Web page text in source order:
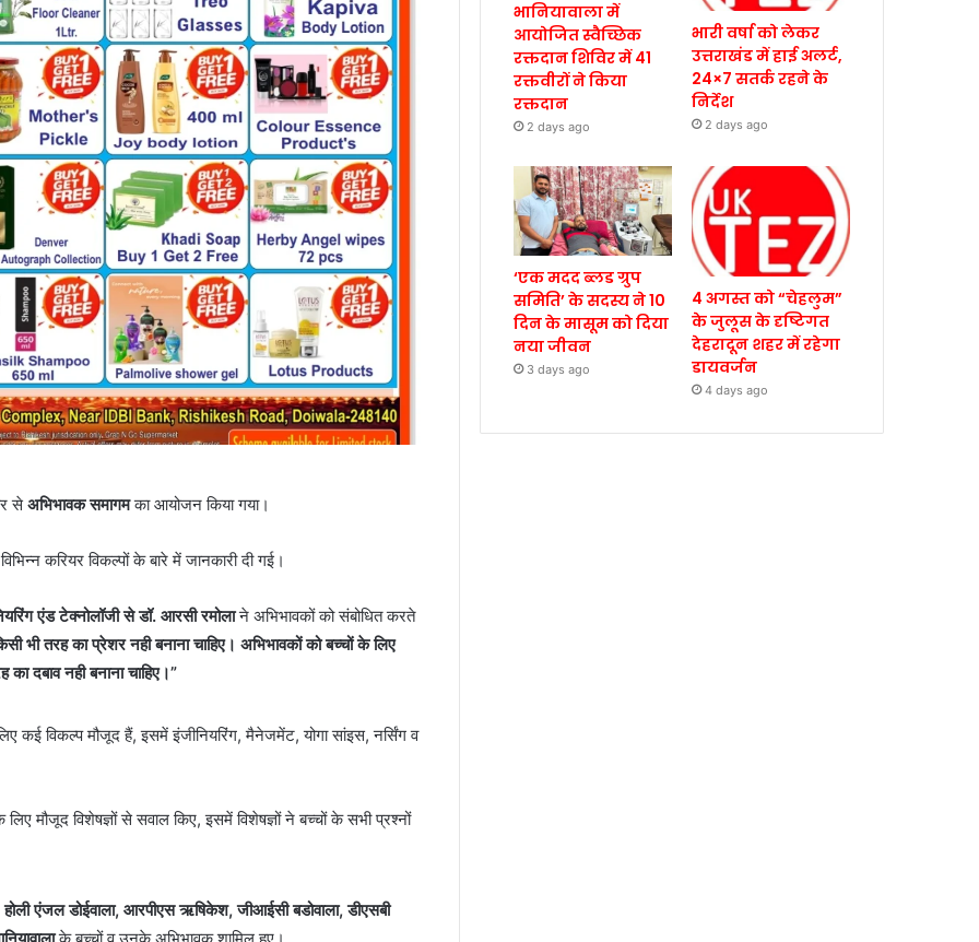
सेअभिभावक समागमका आयोजन किया गया।
करियर विकल्पों के बारे में जानकारी दी गई।
एंड टेक्नोलॉजी से डॉ. आरसी रमोलाने अभिभावकों को संबोधित करते
भी तरह का प्रेशर नही बनाना चाहिए। अभिभावकों को बच्चों के लिए
दबाव नही बनाना चाहिए।”
कई विकल्प मौजूद हैं, इसमें इंजीनियरिंग, मैनेजमेंट, योगा सांइस, नर्सिंग व
मौजूद विशेषज्ञों से सवाल किए, इसमें विशेषज्ञों ने बच्चों के सभी प्रश्नों
होली एंजल डोईवाला, आरपीएस ऋषिकेश, जीआईसी बडोवाला, डीएसबी
भानियावाला में
आयोजित स्वैच्छिक
रक्तदान शिविर में 41
रक्तवीरों ने किया
रक्तदान
2 days ago
भारी वर्षा को लेकर
उत्तराखंड में हाई अलर्ट,
24×7 सतर्क रहने के
निर्देश
2 days ago
‘एक मदद ब्लड ग्रुप
समिति’ के सदस्य ने 10
दिन के मासूम को दिया
नया जीवन
3 days ago
4 अगस्त को “चेहलुम”
के जुलूस के दृष्टिगत
देहरादून शहर में रहेगा
डायवर्जन
4 days ago